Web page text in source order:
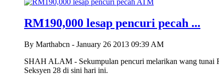
RM190,000 lesap pencuri pecah ...
By Marthabcn - January 26 2013 09:39 AM
SHAH ALAM - Sekumpulan pencuri melarikan wang tunai
Seksyen 28 di sini hari ini.